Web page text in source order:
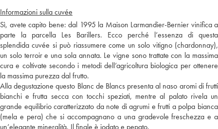
Informazioni sulla cuvée
Sì, avete capito bene: dal 1995 la Maison Larmandier-Bernier vinifica a
parte la parcella Les Barillers. Ecco perché l’essenza di questa
splendida cuvée si può riassumere come un solo vitigno (chardonnay),
un solo terroir e una sola annata. Le vigne sono trattate con la massima
cura e coltivate secondo i metodi dell’agricoltura biologica per ottenere
la massima purezza dal frutto.
Alla degustazione questo Blanc de Blancs presenta al naso aromi di frutti
bianchi e frutta secca con tocchi speziati, mentre al palato rivela un
grande equilibrio caratterizzato da note di agrumi e frutti a polpa bianca
(mela e pera) che si accompagnano a una gradevole freschezza e a
un’elegante mineralità. Il finale è iodato e pepato.